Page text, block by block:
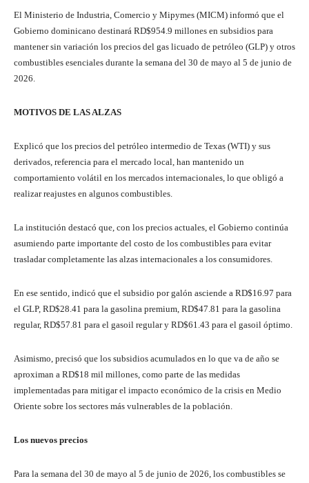
El Ministerio de Industria, Comercio y Mipymes (MICM) informó que el
Gobierno dominicano destinará RD$954.9 millones en subsidios para
mantener sin variación los precios del gas licuado de petróleo (GLP) y otros
combustibles esenciales durante la semana del 30 de mayo al 5 de junio de
2026.
MOTIVOS DE LAS ALZAS
Explicó que los precios del petróleo intermedio de Texas (WTI) y sus
derivados, referencia para el mercado local, han mantenido un
comportamiento volátil en los mercados internacionales, lo que obligó a
realizar reajustes en algunos combustibles.
La institución destacó que, con los precios actuales, el Gobierno continúa
asumiendo parte importante del costo de los combustibles para evitar
trasladar completamente las alzas internacionales a los consumidores.
En ese sentido, indicó que el subsidio por galón asciende a RD$16.97 para
el GLP, RD$28.41 para la gasolina premium, RD$47.81 para la gasolina
regular, RD$57.81 para el gasoil regular y RD$61.43 para el gasoil óptimo.
Asimismo, precisó que los subsidios acumulados en lo que va de año se
aproximan a RD$18 mil millones, como parte de las medidas
implementadas para mitigar el impacto económico de la crisis en Medio
Oriente sobre los sectores más vulnerables de la población.
Los nuevos precios
Para la semana del 30 de mayo al 5 de junio de 2026, los combustibles se